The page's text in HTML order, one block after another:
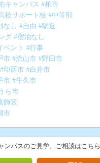
キャンパス #柏市
校サポート校 #中等部
なし #自由 #駅近
グ #宿泊なし
ベント #行事
市 #流山市 #野田市
印西市 #白井市
市 #牛久市
ら市
飾区
市
ンパスのご見学、ご相談はこちら